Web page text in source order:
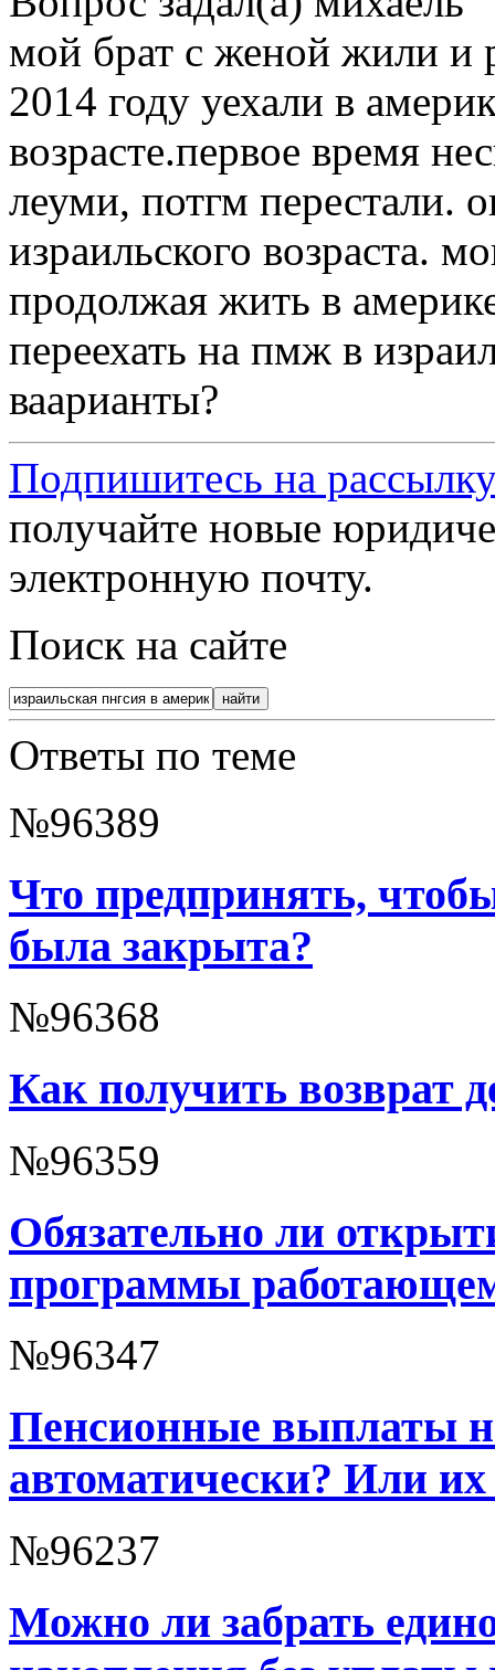
мой брат с женой жили и
2014 году уехали в
возрасте.первое время
леуми, потгм перестали.
израильского возраста.
продолжая жить в
переехать на пмж в
ваарианты?
Подпишитесь на
получайте новые
электронную почту.
Поиск на сайте
Ответы по теме
№96389
Что предпринять,
была закрыта?
№96368
Как получить возврат
№96359
Обязательно ли
программы
№96347
Пенсионные выплаты
автоматически? Или
№96237
Можно ли забрать